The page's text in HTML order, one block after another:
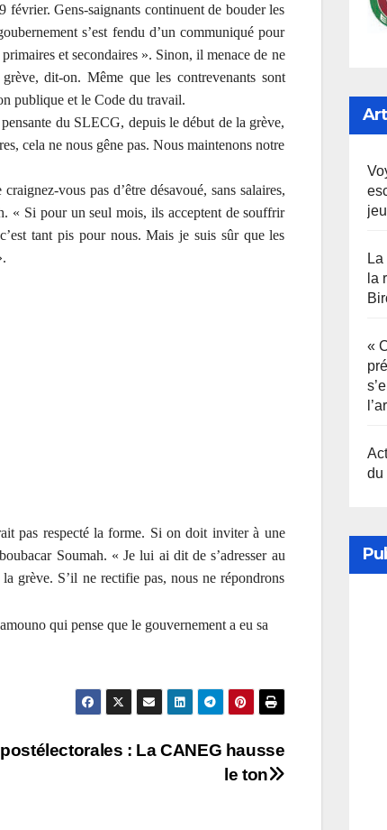
février. Gens-saignants continuent de bouder les
s’est fendu d’un communiqué pour
et secondaires ». Sinon, il menace de ne
dit-on. Même que les contrevenants sont
publique et le Code du travail.
du SLECG, depuis le début de la grève,
cela ne nous gêne pas. Nous maintenons notre
vous pas d’être désavoué, sans salaires,
« Si pour un seul mois, ils acceptent de souffrir
tant pis pour nous. Mais je suis sûr que les
pas respecté la forme. Si on doit inviter à une
Soumah. « Je lui ai dit de s’adresser au
grève. S’il ne rectifie pas, nous ne répondrons
qui pense que le gouvernement a eu sa
: La CANEG hausse
le ton
la
«
du